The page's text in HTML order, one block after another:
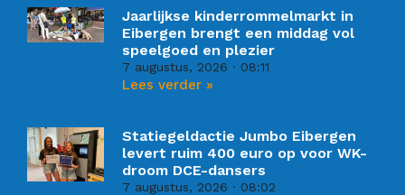
Jaarlijkse kinderrommelmarkt in
Eibergen brengt een middag vol
speelgoed en plezier
7 augustus, 2026 08:11
Lees verder »
Statiegeldactie Jumbo Eibergen
levert ruim 400 euro op voor WK-
droom DCE-dansers
7 augustus, 2026 08:02